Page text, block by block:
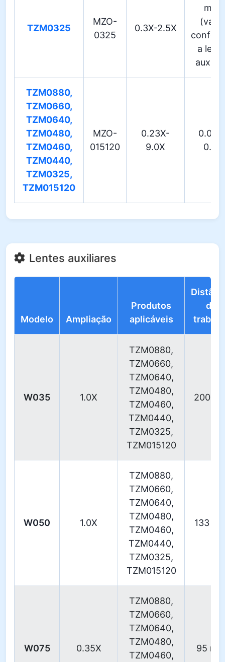
TZM0325
MZO-
0325
0.3X-2.5X
mm
(varia
a
TZM0880,
TZM0660,
TZM0640,
TZM0480,
TZM0460,
TZM0440,
TZM0325,
TZM015120
MZO-
015120
0.23X-
9.0X
0.018-
0.12
Lentes auxiliares
Modelo Ampliação
Produtos
aplicáveis
de
W035 1.0X
TZM0880,
TZM0660,
TZM0640,
TZM0480,
TZM0460,
TZM0440,
TZM0325,
TZM015120
200
W050 1.0X
TZM0880,
TZM0660,
TZM0640,
TZM0480,
TZM0460,
TZM0440,
TZM0325,
TZM015120
133
W075 0.35X
TZM0880,
TZM0660,
TZM0640,
TZM0480,
TZM0460,
95